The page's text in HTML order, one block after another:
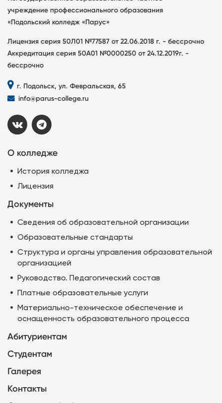
учреждение профессионального образования
«Подольский колледж «Парус»
Лицензия серия 50Л01 №77587 от 22.06.2018 г. - бессрочно
Аккредитация серия 50А01 №0000250 от 24.12.2019г. -
бессрочно
г. Подольск, ул. Февральская, 65
info@parus-college.ru
О колледже
История колледжа
Лицензия
Документы
Сведения об образовательной организации
Образовательные стандарты
Структура и органы управления образовательной
организацией
Руководство. Педагогический состав
Платные образовательные услуги
Материально-техническое обеспечение и
оснащенность образовательного процесса
Абитуриентам
Студентам
Галерея
Контакты